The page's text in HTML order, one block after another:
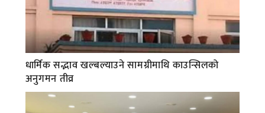
धार्मिक सद्भाव खल्बल्याउने सामग्रीमाथि काउन्सिलको
अनुगमन तीव्र